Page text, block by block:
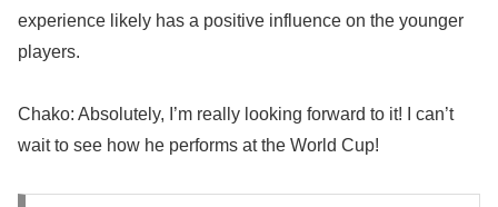
experience likely has a positive influence on the younger
players.
Chako: Absolutely, I’m really looking forward to it! I can’t
wait to see how he performs at the World Cup!